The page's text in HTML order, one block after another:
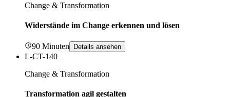
Change & Transformation
Widerstände im Change erkennen und lösen
90 Minuten Details ansehen
L-CT-140
Change & Transformation
Transformation agil gestalten